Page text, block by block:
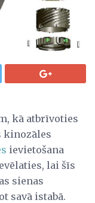
kā atbrīvoties
kinozāles
ievietošana
lai šīs
sienas
savā istabā.